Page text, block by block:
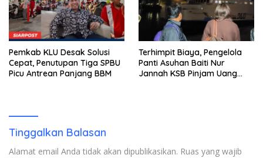
Pemkab KLU Desak Solusi
Cepat, Penutupan Tiga SPBU
Picu Antrean Panjang BBM
Terhimpit Biaya, Pengelola
Panti Asuhan Baiti Nur
Jannah KSB Pinjam Uang
Tinggalkan Balasan
Alamat email Anda tidak akan dipublikasikan. Ruas yang wajib